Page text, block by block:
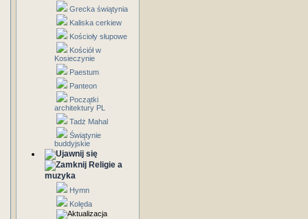
Grecka świątynia
Kaliska cerkiew
Kościoły słupowe
Kościół w
Kosieczynie
Paestum
Panteon
Początki
architektury PL
Tadż Mahal
Świątynie
buddyjskie
Religie a
muzyka
Hymn
Kolęda